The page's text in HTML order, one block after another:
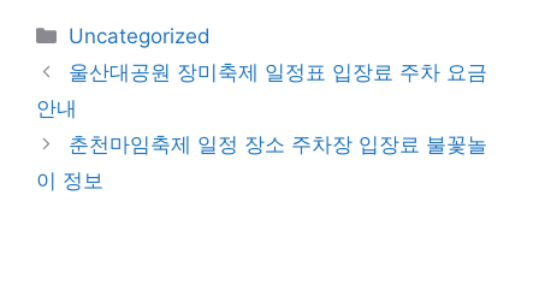
카
테
리
Uncategorized
울산대공원 장미축제 일정표 입장료 주차 요금
안내
춘천마임축제 일정 장소 주차장 입장료 불꽃놀
이 정보